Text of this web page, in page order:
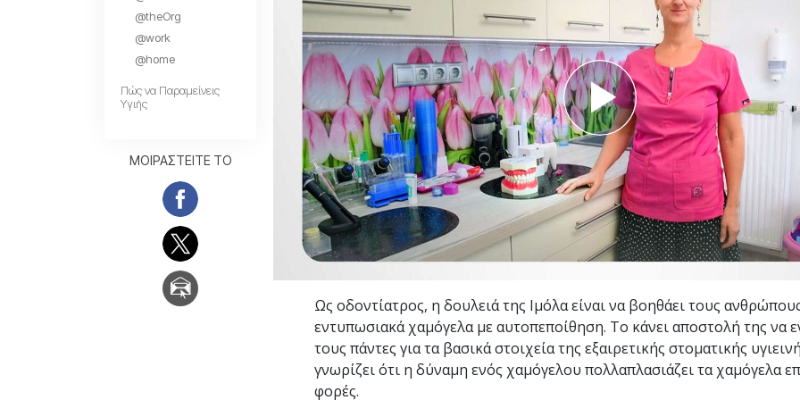
Αγάπη και Μίσος –
Σαηεντολογίας
Ως οδοντίατρος, η δουλειά της Ιμόλα είναι να βοηθάει τους
εντυπωσιακά χαμόγελα με αυτοπεποίθηση. Το κάνει αποστολή της να
τους πάντες για τα βασικά στοιχεία της εξαιρετικής στοματικής
γνωρίζει ότι η δύναμη ενός χαμόγελου πολλαπλασιάζει τα χαμόγελα
φορές.
@theOrg
@work
@home
Πώς να Παραμείνεις
Υγιής
ΜΟΙΡΑΣΤΕΙΤΕ ΤΟ